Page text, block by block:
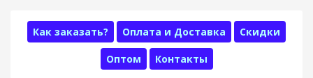
Как заказать? Оплата и Доставка Скидки
Оптом Контакты